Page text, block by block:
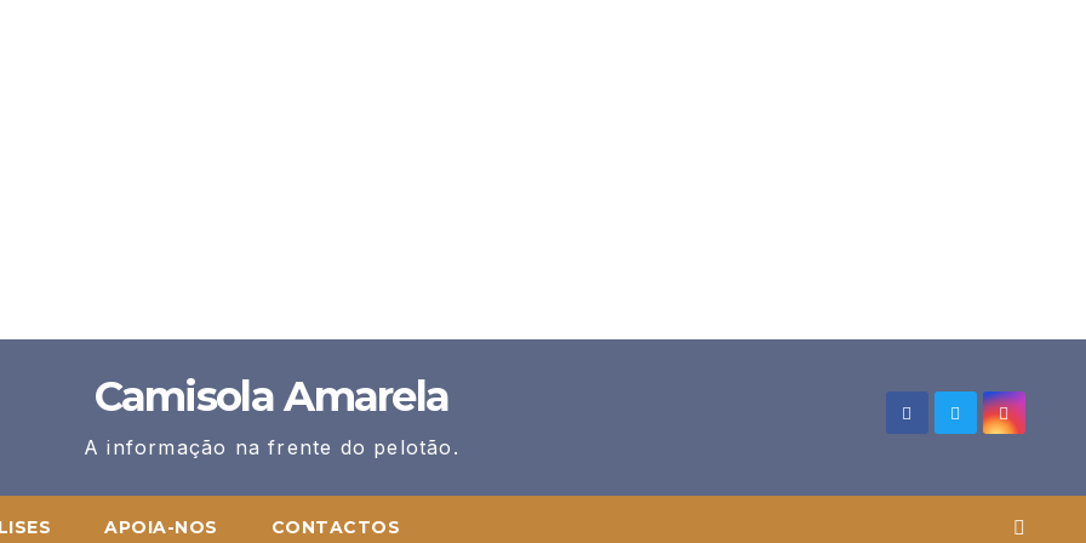
Camisola Amarela
A informação na frente do pelotão.
APOIA-NOS CONTACTOS